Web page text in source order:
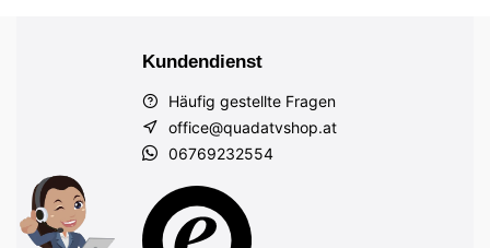
Kundendienst
Häufig gestellte Fragen
office@quadatvshop.at
06769232554